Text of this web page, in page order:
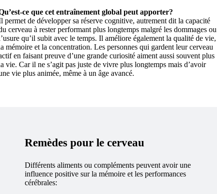
ce que cet entraînement global peut apporter?
permet de développer sa réserve cognitive, autrement dit la capacité
cerveau à rester performant plus longtemps malgré les dommages ou
qu’il subit avec le temps. Il améliore également la qualité de vie,
mémoire et la concentration. Les personnes qui gardent leur cerveau
en faisant preuve d’une grande curiosité aiment aussi souvent plus
vie. Car il ne s’agit pas juste de vivre plus longtemps mais d’avoir
vie plus animée, même à un âge avancé.
Remèdes pour le cerveau
Différents aliments ou compléments peuvent avoir une
influence positive sur la mémoire et les performances
cérébrales: